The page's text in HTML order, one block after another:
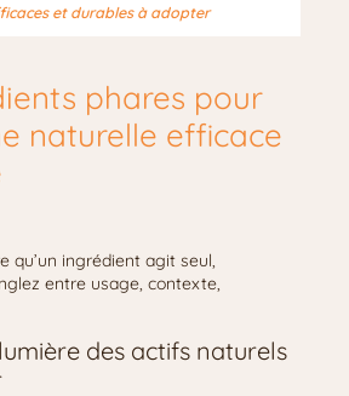
et durables à adopter
phares pour
naturelle efficace
qu’un ingrédient agit seul,
entre usage, contexte,
des actifs naturels